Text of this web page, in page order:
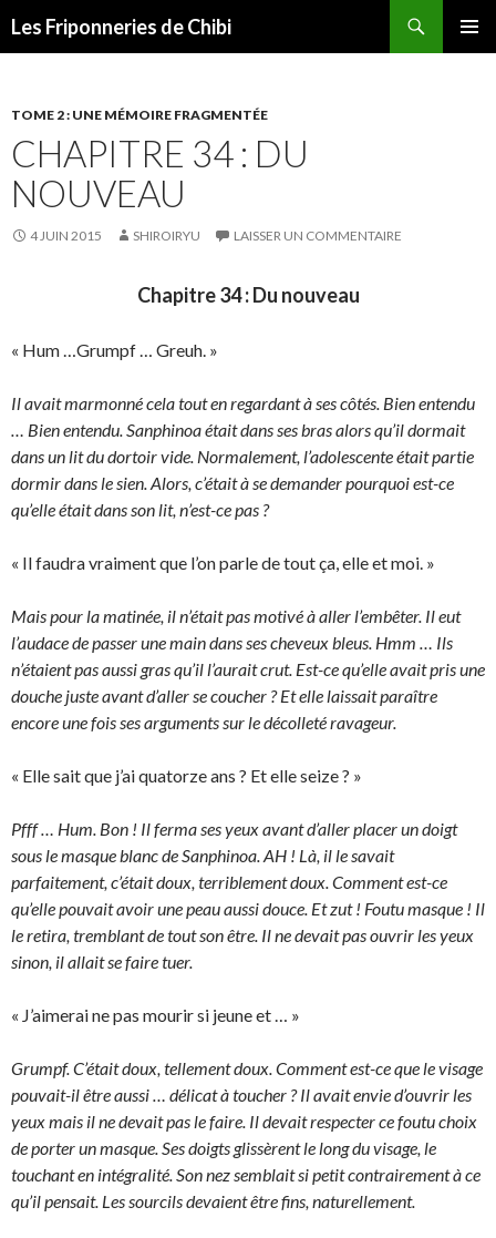
Les Friponneries de Chibi
TOME 2 : UNE MÉMOIRE FRAGMENTÉE
CHAPITRE 34 : DU
NOUVEAU
4 JUIN 2015 SHIROIRYU LAISSER UN COMMENTAIRE
Chapitre 34 : Du nouveau
« Hum …Grumpf … Greuh. »
Il avait marmonné cela tout en regardant à ses côtés. Bien entendu
… Bien entendu. Sanphinoa était dans ses bras alors qu’il dormait
dans un lit du dortoir vide. Normalement, l’adolescente était partie
dormir dans le sien. Alors, c’était à se demander pourquoi est-ce
qu’elle était dans son lit, n’est-ce pas ?
« Il faudra vraiment que l’on parle de tout ça, elle et moi. »
Mais pour la matinée, il n’était pas motivé à aller l’embêter. Il eut
l’audace de passer une main dans ses cheveux bleus. Hmm … Ils
n’étaient pas aussi gras qu’il l’aurait crut. Est-ce qu’elle avait pris une
douche juste avant d’aller se coucher ? Et elle laissait paraître
encore une fois ses arguments sur le décolleté ravageur.
« Elle sait que j’ai quatorze ans ? Et elle seize ? »
Pfff … Hum. Bon ! Il ferma ses yeux avant d’aller placer un doigt
sous le masque blanc de Sanphinoa. AH ! Là, il le savait
parfaitement, c’était doux, terriblement doux. Comment est-ce
qu’elle pouvait avoir une peau aussi douce. Et zut ! Foutu masque ! Il
le retira, tremblant de tout son être. Il ne devait pas ouvrir les yeux
sinon, il allait se faire tuer.
« J’aimerai ne pas mourir si jeune et … »
Grumpf. C’était doux, tellement doux. Comment est-ce que le visage
pouvait-il être aussi … délicat à toucher ? Il avait envie d’ouvrir les
yeux mais il ne devait pas le faire. Il devait respecter ce foutu choix
de porter un masque. Ses doigts glissèrent le long du visage, le
touchant en intégralité. Son nez semblait si petit contrairement à ce
qu’il pensait. Les sourcils devaient être fins, naturellement.